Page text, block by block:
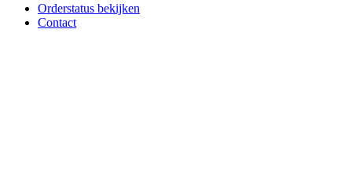
Orderstatus bekijken
Contact